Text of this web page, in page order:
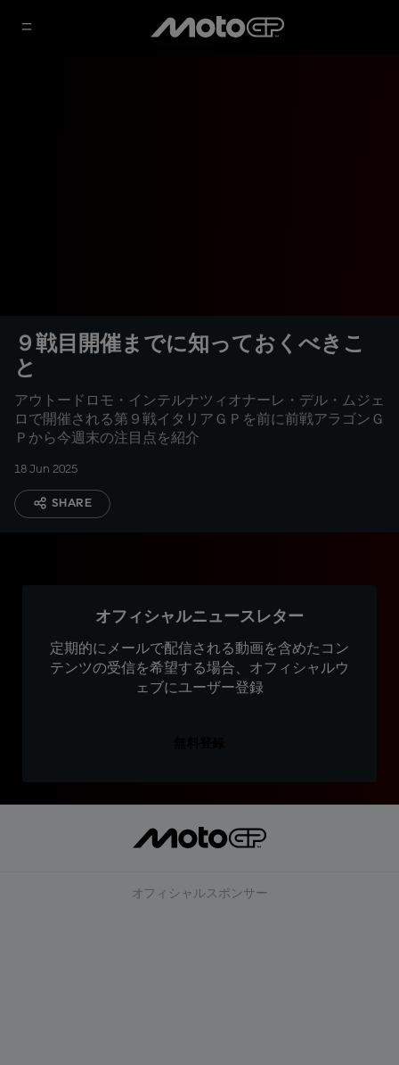
９戦目開催までに知っておくべきこ
と
アウトードロモ・インテルナツィオナーレ・デル・ムジェ
ロで開催される第９戦イタリアＧＰを前に前戦アラゴンＧ
Ｐから今週末の注目点を紹介
18 Jun 2025
SHARE
オフィシャルニュースレター
定期的にメールで配信される動画を含めたコン
テンツの受信を希望する場合、オフィシャルウ
ェブにユーザー登録
オフィシャルスポンサー